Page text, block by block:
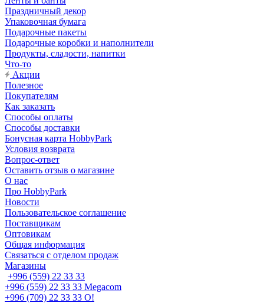
Праздничный декор
Упаковочная бумага
Подарочные пакеты
Подарочные коробки и наполнители
Продукты, сладости, напитки
Что-то
Акции
Полезное
Покупателям
Как заказать
Способы оплаты
Способы доставки
Бонусная карта HobbyPark
Условия возврата
Вопрос-ответ
Оставить отзыв о магазине
О нас
Про HobbyPark
Новости
Пользовательское соглашение
Поставщикам
Оптовикам
Общая информация
Связаться с отделом продаж
Магазины
+996 (559) 22 33 33
+996 (559) 22 33 33 Megacom
+996 (709) 22 33 33 O!